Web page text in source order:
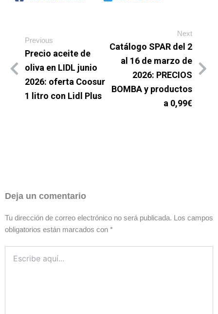
Previous
Precio aceite de
oliva en LIDL junio
2026: oferta Coosur
1 litro con Lidl Plus
Next
Catálogo SPAR del 2
al 16 de marzo de
2026: PRECIOS
BOMBA y productos
a 0,99€
Deja un comentario
Tu dirección de correo electrónico no será publicada. Los campos
obligatorios están marcados con *
aquí...